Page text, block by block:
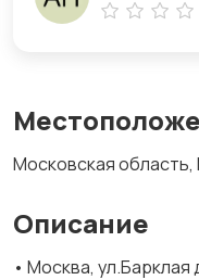
Московская область,
Описание
• Москва,